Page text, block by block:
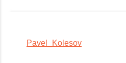
Pavel_Kolesov